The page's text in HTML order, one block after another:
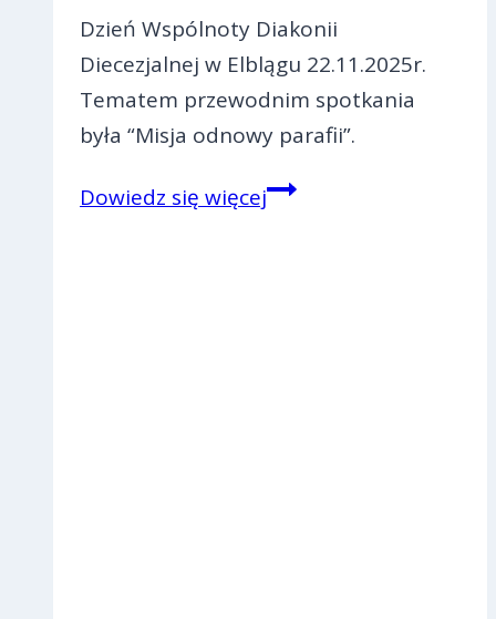
Dzień Wspólnoty Diakonii
Diecezjalnej w Elblągu 22.11.2025r.
Tematem przewodnim spotkania
była “Misja odnowy parafii”.
Dowiedz się więcejDzień